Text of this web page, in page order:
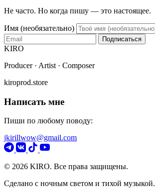
Не часто. Но когда пишу — это настоящее.
Имя (необязательно)
Подписаться
KIRO
Producer · Artist · Composer
kiroprod.store
Написать мне
Пиши по любому поводу:
jkirillwow@gmail.com
© 2026 KIRO. Все права защищены.
Сделано с ночным светом и тихой музыкой.